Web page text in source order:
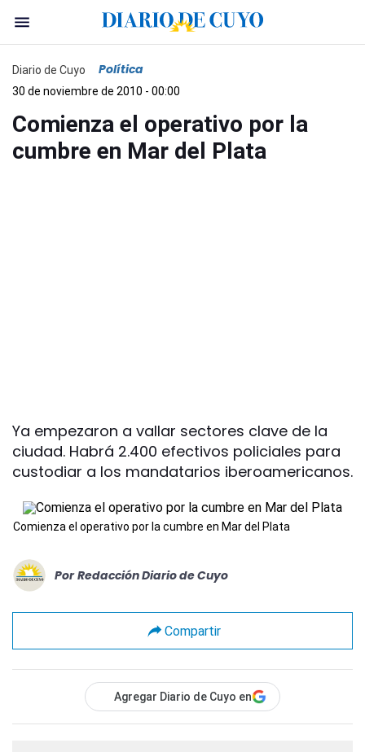
Diario de Cuyo Política
30 de noviembre de 2010 - 00:00
Comienza el operativo por la
cumbre en Mar del Plata
Ya empezaron a vallar sectores clave de la
ciudad. Habrá 2.400 efectivos policiales para
custodiar a los mandatarios iberoamericanos.
Comienza el operativo por la cumbre en Mar del Plata
Por Redacción Diario de Cuyo
Compartir
Agregar Diario de Cuyo en